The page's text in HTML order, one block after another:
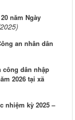
năm Ngày
an nhân dân
công dân nhập
2026 tại xã
nhiệm kỳ 2025 –